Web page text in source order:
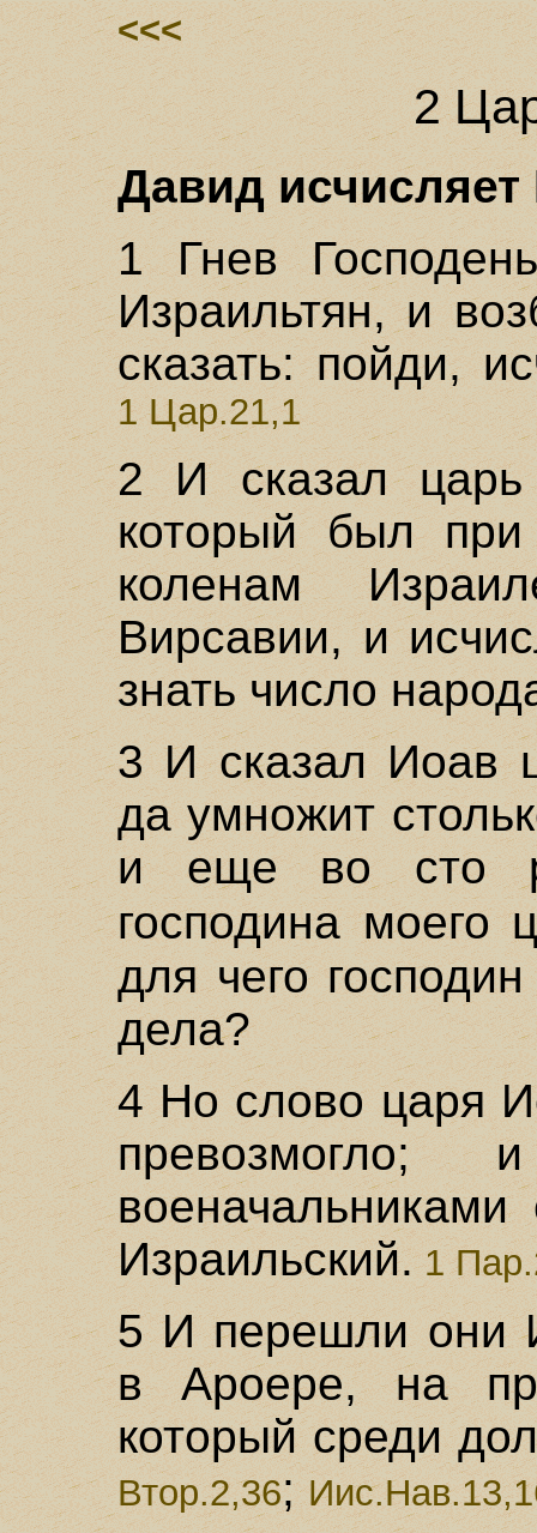
<<<
2
Давид
1 Гнев
Израильтян, и
сказать: пойди,
1 Цар.21,1
2 И сказал царь
который был
коленам
Вирсавии, и
знать число
3 И сказал Иоав
да умножит
и еще во сто
господина моего
для чего
дела?
4 Но слово царя
Израильский.1
5 И перешли они
в Ароере, на
который среди
Втор.2,36;